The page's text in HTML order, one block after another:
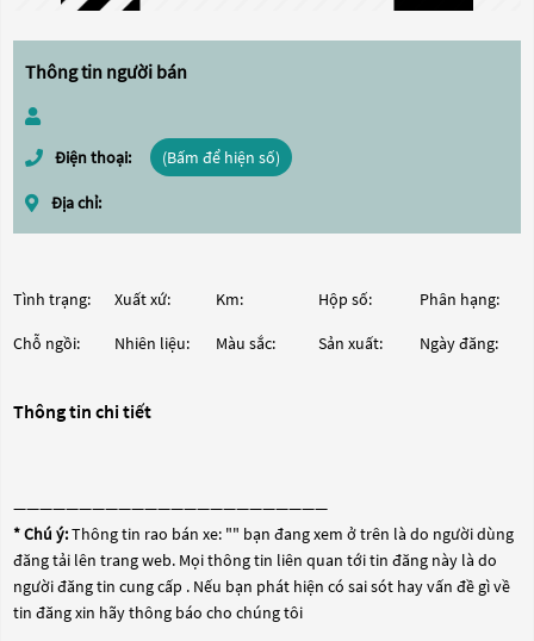
Thông tin người bán
Điện thoại: (Bấm để hiện số)
Địa chỉ:
Tình trạng: Xuất xứ: Km: Hộp số: Phân hạng:
Chỗ ngồi: Nhiên liệu: Màu sắc: Sản xuất: Ngày đăng:
Thông tin chi tiết
————————————————————————
* Chú ý:Thông tin rao bán xe: "" bạn đang xem ở trên là do người dùng
đăng tải lên trang web. Mọi thông tin liên quan tới tin đăng này là do
người đăng tin cung cấp . Nếu bạn phát hiện có sai sót hay vấn đề gì về
tin đăng xin hãy thông báo cho chúng tôi